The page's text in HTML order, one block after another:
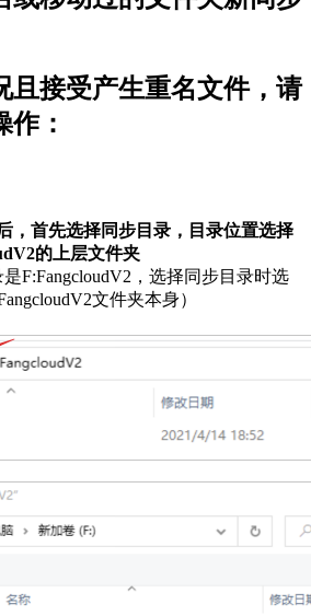
且接受产生重名文件，请
：
，首先选择同步目录，目录位置选择
的上层文件夹
F:FangcloudV2，选择同步目录时选
文件夹本身）